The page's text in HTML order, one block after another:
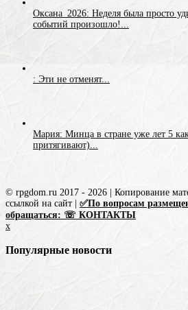
Оксана_2026: Неделя была просто
событий произошло!...
: Эти не отменят...
Мария: Минца в стране уже лет 5
притягивают)...
© rpgdom.ru 2017 - 2026 | Копирование
ссылкой на сайт | ✅По вопросам
обращаться: ☏ КОНТАКТЫ
x
Популярные новости